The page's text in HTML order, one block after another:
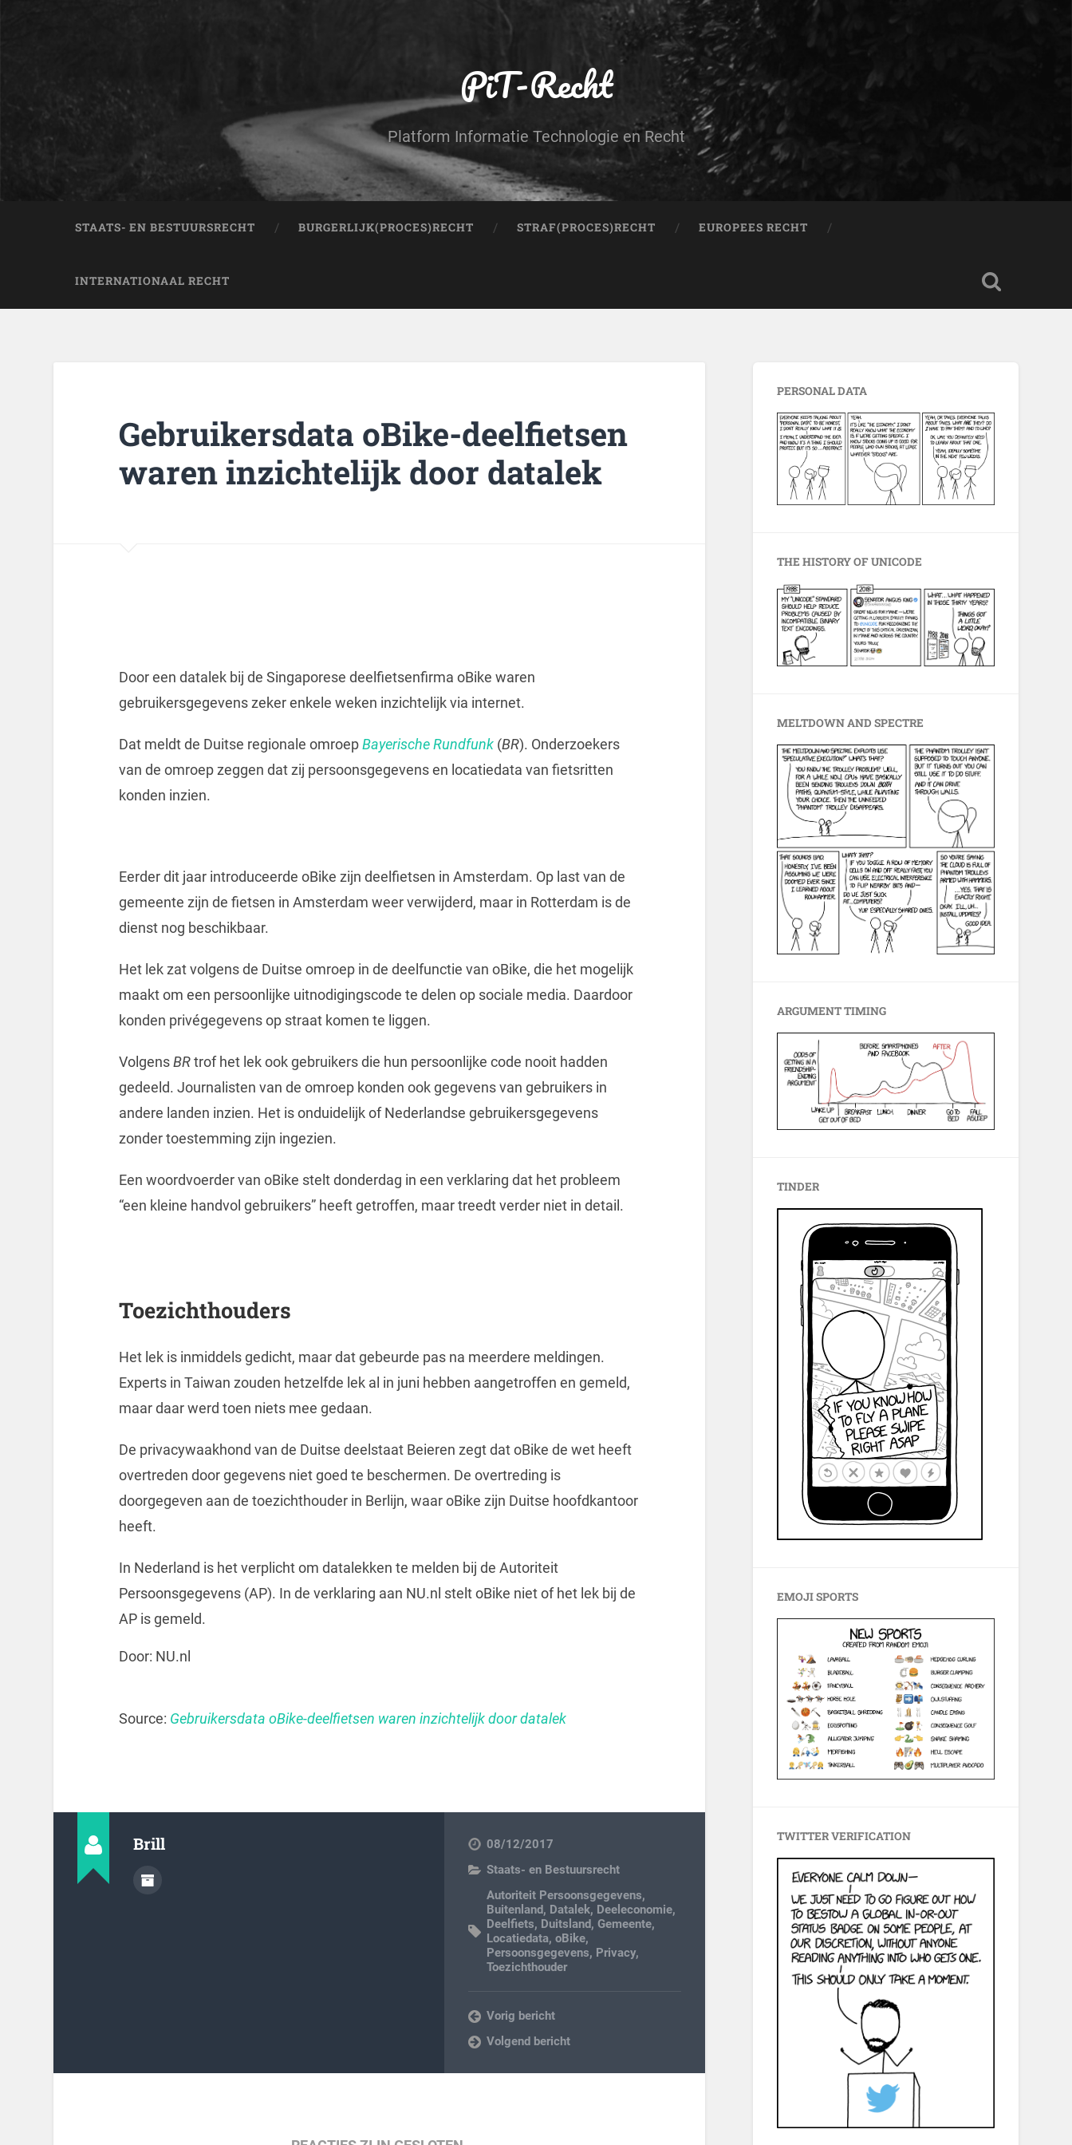
PiT-Recht
Platform Informatie Technologie en Recht
STAATS- EN BESTUURSRECHT BURGERLIJK(PROCES)RECHT STRAF(PROCES)RECHT EUROPEES RECHT
INTERNATIONAAL RECHT
Gebruikersdata oBike-deelfietsen
waren inzichtelijk door datalek
Door een datalek bij de Singaporese deelfietsenfirma oBike waren
gebruikersgegevens zeker enkele weken inzichtelijk via internet.
Dat meldt de Duitse regionale omroepBayerische Rundfunk(BR). Onderzoekers
van de omroep zeggen dat zij persoonsgegevens en locatiedata van fietsritten
konden inzien.
Eerder dit jaar introduceerde oBike zijn deelfietsen in Amsterdam. Op last van de
gemeente zijn de fietsen in Amsterdam weer verwijderd, maar in Rotterdam is de
dienst nog beschikbaar.
Het lek zat volgens de Duitse omroep in de deelfunctie van oBike, die het mogelijk
maakt om een persoonlijke uitnodigingscode te delen op sociale media. Daardoor
konden privégegevens op straat komen te liggen.
VolgensBRtrof het lek ook gebruikers die hun persoonlijke code nooit hadden
gedeeld. Journalisten van de omroep konden ook gegevens van gebruikers in
andere landen inzien. Het is onduidelijk of Nederlandse gebruikersgegevens
zonder toestemming zijn ingezien.
Een woordvoerder van oBike stelt donderdag in een verklaring dat het probleem
“een kleine handvol gebruikers” heeft getroffen, maar treedt verder niet in detail.
Toezichthouders
Het lek is inmiddels gedicht, maar dat gebeurde pas na meerdere meldingen.
Experts in Taiwan zouden hetzelfde lek al in juni hebben aangetroffen en gemeld,
maar daar werd toen niets mee gedaan.
De privacywaakhond van de Duitse deelstaat Beieren zegt dat oBike de wet heeft
overtreden door gegevens niet goed te beschermen. De overtreding is
doorgegeven aan de toezichthouder in Berlijn, waar oBike zijn Duitse hoofdkantoor
heeft.
In Nederland is het verplicht om datalekken te melden bij de Autoriteit
Persoonsgegevens (AP). In de verklaring aan NU.nl stelt oBike niet of het lek bij de
AP is gemeld.
Door: NU.nl
Source: Gebruikersdata oBike-deelfietsen waren inzichtelijk door datalek
Brill
08/12/2017
Staats- en Bestuursrecht
Autoriteit Persoonsgegevens,
Buitenland, Datalek, Deeleconomie,
Deelfiets, Duitsland,Gemeente,
Locatiedata,oBike,
Persoonsgegevens, Privacy,
Toezichthouder
Vorig bericht
Volgend bericht
PERSONAL DATA
THE HISTORY OF UNICODE
MELTDOWN AND SPECTRE
ARGUMENT TIMING
TINDER
EMOJI SPORTS
TWITTER VERIFICATION